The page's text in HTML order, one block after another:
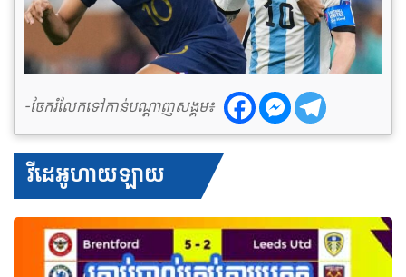
-ចែករំលែកទៅកាន់បណ្តាញសង្គម៖
វីដេអូហាយឡាយ